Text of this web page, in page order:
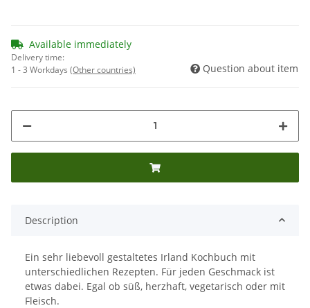
Available immediately
Delivery time:
1 - 3 Workdays (Other countries) Question about item
Description
Ein sehr liebevoll gestaltetes Irland Kochbuch mit
unterschiedlichen Rezepten. Für jeden Geschmack ist
etwas dabei. Egal ob süß, herzhaft, vegetarisch oder mit
Fleisch.